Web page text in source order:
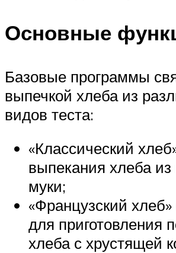
Основные
Базовые программы
выпечкой хлеба из
видов теста:
«Классический
выпекания хлеба
муки;
«Французский хлеб»
для приготовления
хлеба с хрустящей